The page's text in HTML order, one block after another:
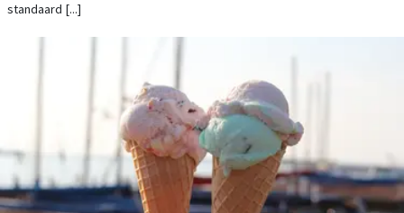
standaard [...]